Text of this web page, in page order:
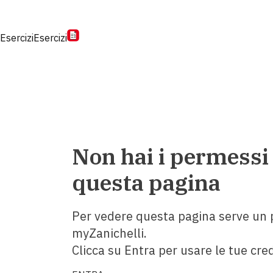
EserciziEsercizi
Non hai i
questa pagina
Per vedere questa pagina serve un
myZanichelli.
Clicca su Entra per usare le tue